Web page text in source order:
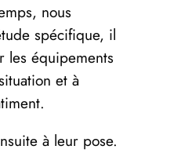
nous
spécifique, il
les équipements
et à
à leur pose.